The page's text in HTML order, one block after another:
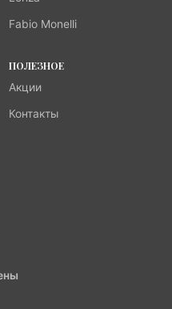
Fabio Monelli
ПОЛЕЗНОЕ
Акции
Контакты